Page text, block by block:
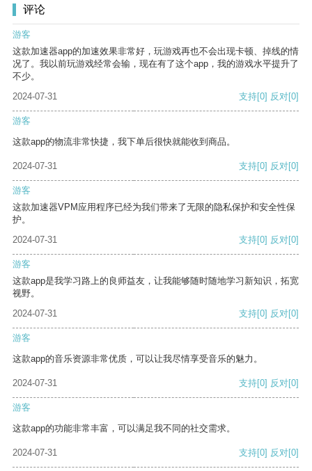
评论
游客
这款加速器app的加速效果非常好，玩游戏再也不会出现卡顿、掉线的情
况了。我以前玩游戏经常会输，现在有了这个app，我的游戏水平提升了
不少。
2024-07-31
支持[0] 反对[0]
游客
这款app的物流非常快捷，我下单后很快就能收到商品。
2024-07-31 支持[0] 反对[0]
游客
这款加速器VPM应用程序已经为我们带来了无限的隐私保护和安全性保
护。
2024-07-31
支持[0] 反对[0]
游客
这款app是我学习路上的良师益友，让我能够随时随地学习新知识，拓宽
视野。
2024-07-31
支持[0] 反对[0]
游客
这款app的音乐资源非常优质，可以让我尽情享受音乐的魅力。
2024-07-31 支持[0] 反对[0]
游客
这款app的功能非常丰富，可以满足我不同的社交需求。
2024-07-31 支持[0] 反对[0]